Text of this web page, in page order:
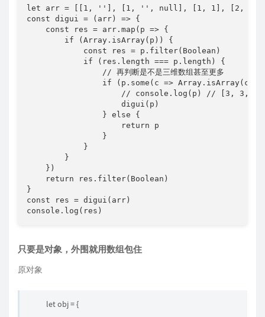
let arr = [[1, ''], [1, '', null], [1, 1], [2,
const digui = (arr) => {
    const res = arr.map(p => {
        if (Array.isArray(p)) {
            const res = p.filter(Boolean)
            if (res.length === p.length) {
                // 再判断是不是三维数组甚至更多
if (p.some(c => Array.isArray(c)))
// console.log(p) // [3, 3,
                    digui(p)
                } else {
                    return p
                }
            }
        }
    })
    return res.filter(Boolean)
}
const res = digui(arr)
console.log(res)
只要是对象，外围就用数组包住
原对象
let obj = {